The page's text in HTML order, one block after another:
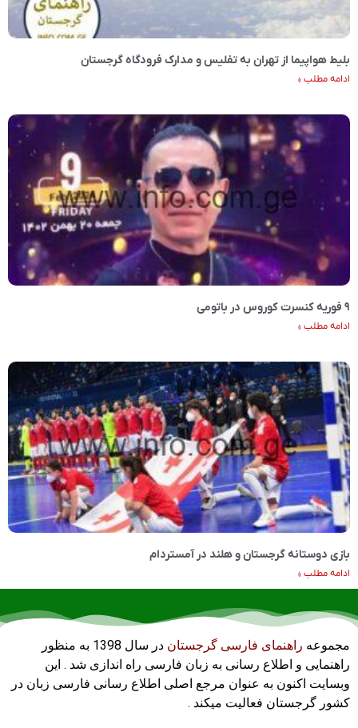
بلیط هواپیما از تهران به تفلیس و مدارک فرودگاه گرجستان
ادامه مطلب »
۹ فوریه کنسرت کوروس در باتومی
ادامه مطلب »
بازی دوستانه گرجستان و هلند در آمستردام
ادامه مطلب »
مجموعه راهنمای فارسی گرجستان
در سال 1398 به منظور
راهنمایی و اطلاع رسانی به زبان فارسی راه اندازی شد . این
وبسایت اکنون به عنوان مرجع اصلی اطلاع رسانی فارسی زبان در
کشور گرجستان فعالیت میکند .